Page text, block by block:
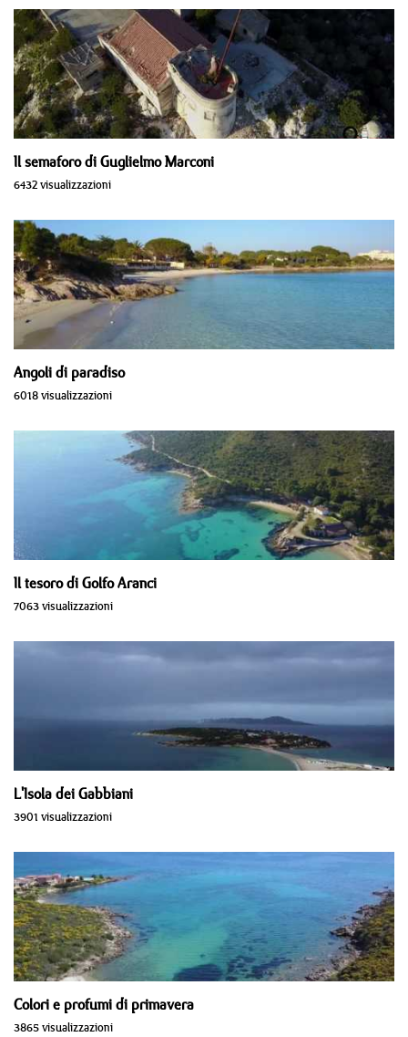
Il semaforo di Guglielmo Marconi
6432 visualizzazioni
Angoli di paradiso
6018 visualizzazioni
Il tesoro di Golfo Aranci
7063 visualizzazioni
L'Isola dei Gabbiani
3901 visualizzazioni
Colori e profumi di primavera
3865 visualizzazioni